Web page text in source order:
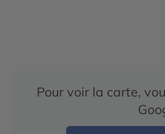
Pour voir la carte,